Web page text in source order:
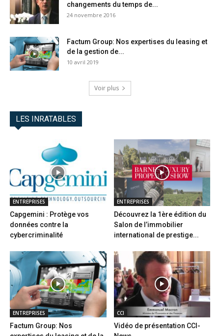
changements du temps de...
24 novembre 2016
Factum Group: Nos expertises du leasing et
de la gestion de...
10 avril 2019
Voir plus
LES INRATABLES
ENTREPRISES
Capgemini : Protège vos
données contre la
cybercriminalité
ENTREPRISES
Découvrez la 1ère édition du
Salon de l’immobilier
international de prestige...
ENTREPRISES
Factum Group: Nos
CCI
Vidéo de présentation CCI-